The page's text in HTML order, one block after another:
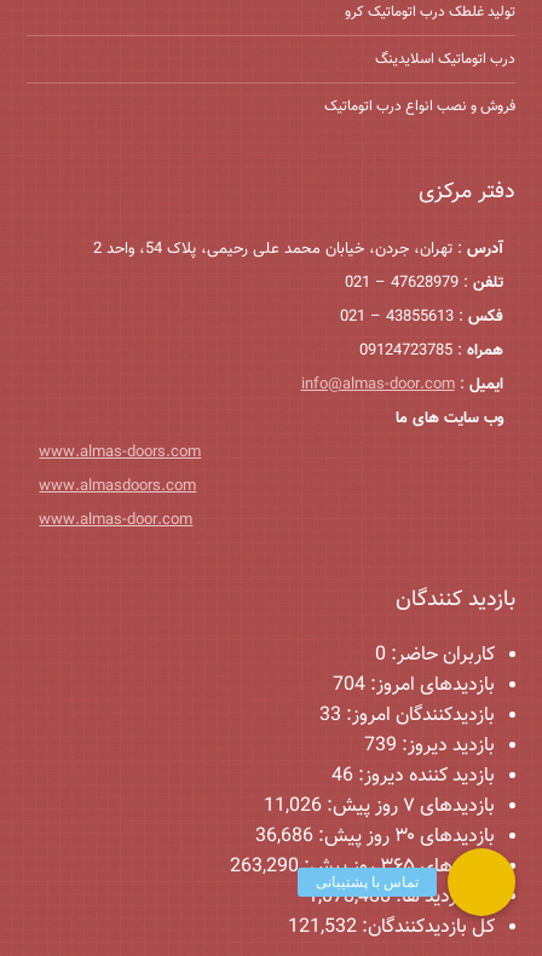
تولید غلطک درب اتوماتیک کرو
درب اتوماتیک اسلایدینگ
فروش و نصب انواع درب اتوماتیک
دفتر مرکزی
آدرس : تهران، جردن، خیابان محمد علی رحیمی، پلاک 54، واحد 2
تلفن : 47628979 – 021
فکس : 43855613 – 021
همراه : 09124723785
ایمیل :
info@almas-door.com
وب سایت های ما
www.almas-doors.com
www.almasdoors.com
www.almas-door.com
بازدید کنندگان
کاربران حاضر: 0
بازدیدهای امروز:704
بازدیدکنندگان امروز: 33
بازدید دیروز: 739
بازدید کننده دیروز:46
بازدیدهای ۷ روز پیش:
11,026
بازدیدهای ۳۰ روز پیش:
36,686
بازدیدهای ۳۶۵ روز پیش:
263,290
کل بازدید ها:1,078,488
کل بازدیدکنند‌گان:121,532